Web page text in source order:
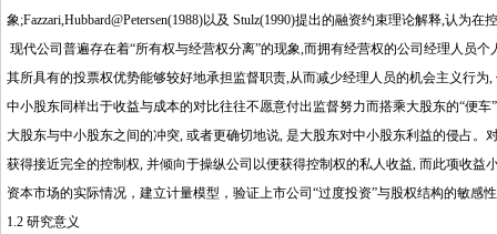
象;Fazzari,Hubbard@Petersen(1988)以及 Stulz(1990)提出的融资约束理论解释,认为
现代公司普遍存在着“所有权与经营权分离”的现象,而拥有经营权的公司经理人员
其所具有的投票权优势能够较好地承担监督职责,从而减少经理人员的机会主义行
中小股东同样出于收益与成本的对比往往不愿意付出监督努力而搭乘大股东的“便
大股东与中小股东之间的冲突, 或者更确切地说, 是大股东对中小股东利益的侵占。
获得接近完全的控制权, 并倾向于操纵公司以便获得控制权的私人收益, 而此项收
资本市场的实际情况，建立计量模型，验证上市公司“过度投资”与股权结构的敏
1.2 研究意义